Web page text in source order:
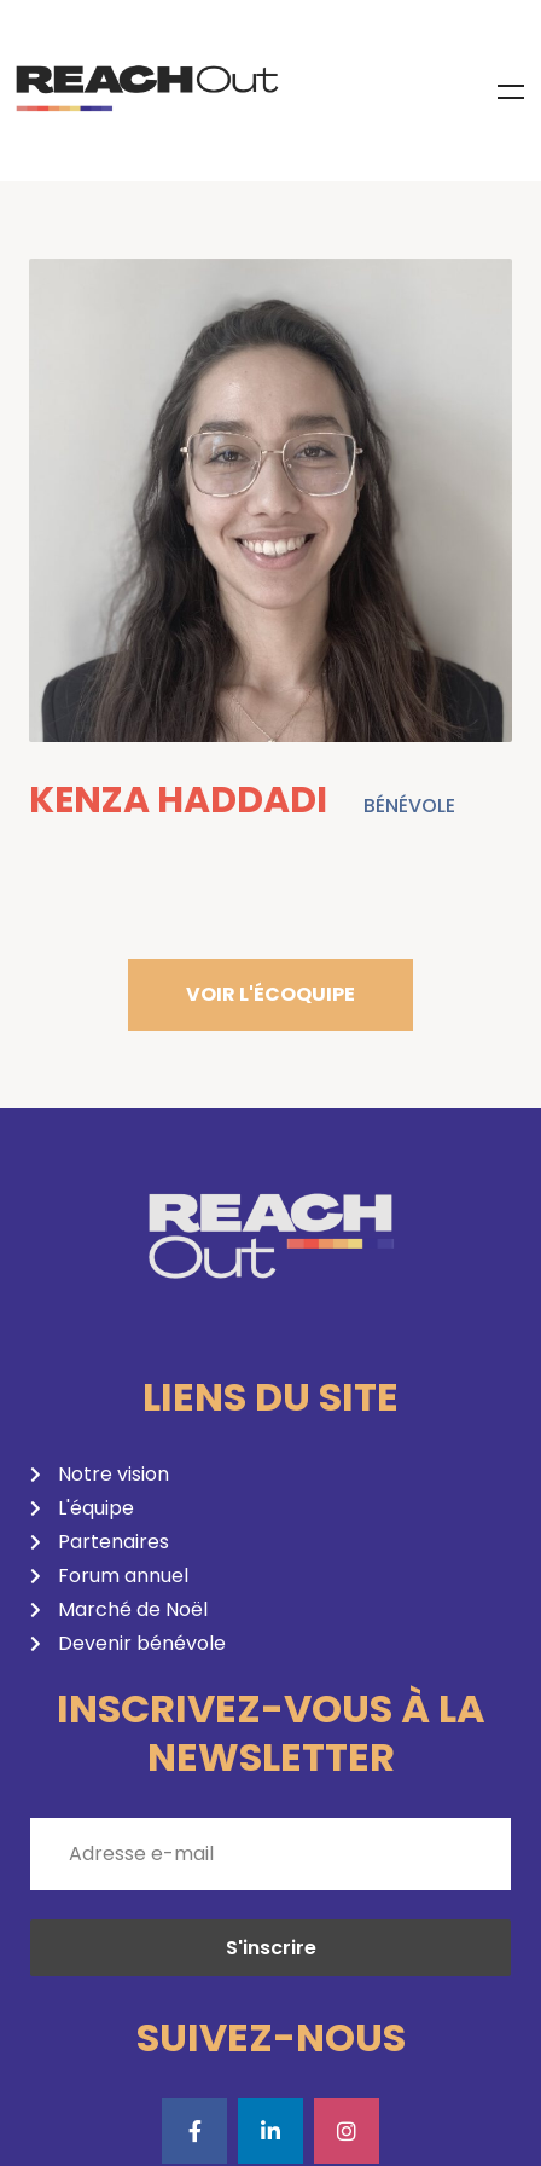
KENZA HADDADI BÉNÉVOLE
VOIR L'ÉCOQUIPE
LIENS DU SITE
Notre vision
L'équipe
Partenaires
Forum annuel
Marché de Noël
Devenir bénévole
INSCRIVEZ-VOUS À LA
NEWSLETTER
SUIVEZ-NOUS